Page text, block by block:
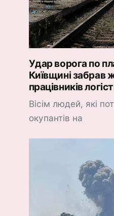
Удар ворога по
Київщині забрав
працівників
Вісім людей, які
окупантів на